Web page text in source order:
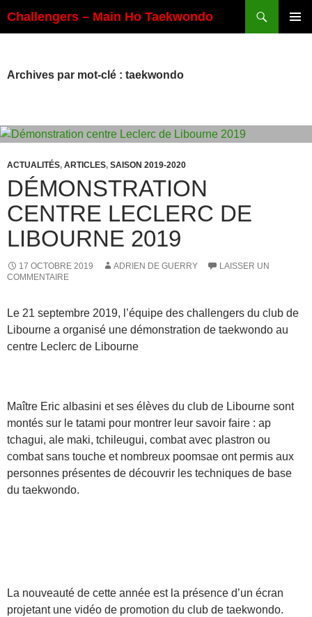
au
Challengers – Main Ho Taekwondo
Archives par mot-clé : taekwondo
ACTUALITÉS, ARTICLES, SAISON 2019-2020
DÉMONSTRATION
CENTRE LECLERC DE
LIBOURNE 2019
17 OCTOBRE 2019 ADRIEN DE GUERRY
LAISSER UN
COMMENTAIRE
Le 21 septembre 2019, l’équipe des challengers du club de
Libourne a organisé une démonstration de taekwondo au
centre Leclerc de Libourne
Maître Eric albasini et ses élèves du club de Libourne sont
montés sur le tatami pour montrer leur savoir faire : ap
tchagui, ale maki, tchileugui, combat avec plastron ou
combat sans touche et nombreux poomsae ont permis aux
personnes présentes de découvrir les techniques de base
du taekwondo.
La nouveauté de cette année est la présence d’un écran
projetant une vidéo de promotion du club de taekwondo.